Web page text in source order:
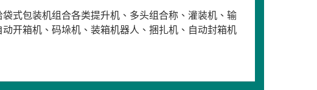
式包装机组合各类提升机、多头组合称、灌装机、输
开箱机、码垛机、装箱机器人、捆扎机、自动封箱机